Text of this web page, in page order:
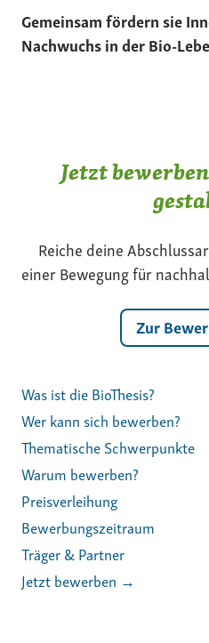
Gemeinsam fördern sie
Nachwuchs in der Bio-
Jetzt
Reiche deine
einer Bewegung für
Zur
Was ist die BioThesis?
Wer kann sich bewerben?
Thematische Schwerpunkte
Warum bewerben?
Preisverleihung
Bewerbungszeitraum
Träger & Partner
Jetzt bewerben →